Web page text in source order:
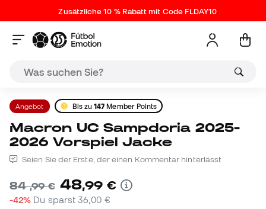
Zusätzliche 10 % Rabatt mit Code FLDAY10
Angebot Bis zu147 Member Points
Macron UC Sampdoria 2025-
2026 Vorspiel Jacke
Seien Sie der Erste, der einen Kommentar hinterlässt
84,99 € 48,99 €
-42% Du sparst36,00 €